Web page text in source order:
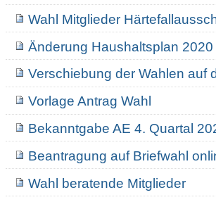
Wahl Mitglieder
Änderung Haushaltsplan 2020
Verschiebung der Wahlen auf
Vorlage Antrag Wahl
Bekanntgabe AE 4. Quartal
Beantragung auf Briefwahl
Wahl beratende Mitglieder